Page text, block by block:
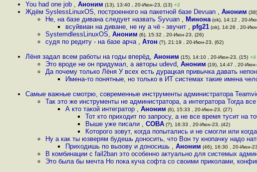
You had one job , Аноним (13), 13:40 , 20-Июн-23, (13) +2
Ждём SyslessLinuxOS, построенного на пакетной базе Devuan , Аноним
Не, на базе дивана следует назвать Syvuan , Минона (ok), 14:12 , 20-
всуйвиан на диване, не ну а чё - звучит , pfg21 (ok), 14:26 , 20-
SystemdlessLinuxOS, Аноним (6), 15:32 , 20-Июн-23, (26)
судя по редиту - на базе арча , Атон (?), 21:19 , 20-Июн-23, (62)
Лёня задал всем работы на годы вперёд, Аноним (15), 14:10 , 20-Июн-23, (15) +4
Это вроде не он придумал, а авторы udevd, Аноним (19), 14:47 , 20-
Да почему только Лёня У всех есть дурацкая привычка давать
Имена-то понятные, но только в ИТ системах такие имена
Самые важные смотрю, современные инструменты администратора
Так это же инструменты не администратора, а интегратора Тогда
А кто такой интегратор , Аноним (6), 15:33 , 20-Июн-23, (27)
Тот кто приходит по запросу, а не все время тусит на
Выше уже писали , COBA (?), 16:33 , 20-Июн-23, (42)
Которого зовут, когда попытались и не смогли или
Ну а как ты юзверям будешь доносить, что Вон ту кнопачку надо
Приходишь по вызову и доносишь , Аноним (46), 16:30 , 20-Июн-
В комбинации с fail2ban это особенно актуально для системых
Это была бы мечта Но пока куча софта со своими приколами,